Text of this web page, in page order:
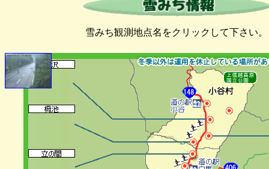
雪みち観測地点名をクリックして下さい。